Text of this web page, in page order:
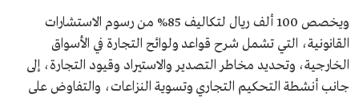
ويخصص 100 ألف ريال لتكاليف 85% من رسوم الاستشارات
القانونية، التي تشمل شرح قواعد ولوائح التجارة في الأسواق
الخارجية، وتحديد مخاطر التصدير والاستيراد وقيود التجارة، إلى
جانب أنشطة التحكيم التجاري وتسوية النزاعات، والتفاوض على